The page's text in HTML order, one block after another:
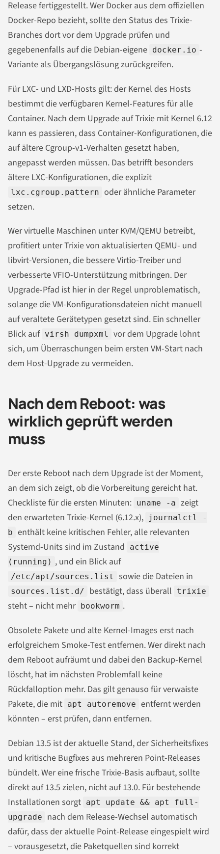
Release fertiggestellt. Wer Docker aus dem offiziellen
Docker-Repo bezieht, sollte den Status des Trixie-
Branches dort vor dem Upgrade prüfen und
gegebenenfalls auf die Debian-eigene docker.io -
Variante als Übergangslösung zurückgreifen.
Für LXC- und LXD-Hosts gilt: der Kernel des Hosts
bestimmt die verfügbaren Kernel-Features für alle
Container. Nach dem Upgrade auf Trixie mit Kernel 6.12
kann es passieren, dass Container-Konfigurationen, die
auf ältere Cgroup-v1-Verhalten gesetzt haben,
angepasst werden müssen. Das betrifft besonders
ältere LXC-Konfigurationen, die explizit
lxc.cgroup.pattern oder ähnliche Parameter
setzen.
Wer virtuelle Maschinen unter KVM/QEMU betreibt,
profitiert unter Trixie von aktualisierten QEMU- und
libvirt-Versionen, die bessere Virtio-Treiber und
verbesserte VFIO-Unterstützung mitbringen. Der
Upgrade-Pfad ist hier in der Regel unproblematisch,
solange die VM-Konfigurationsdateien nicht manuell
auf veraltete Gerätetypen gesetzt sind. Ein schneller
Blick auf virsh dumpxml
vor dem Upgrade lohnt
sich, um Überraschungen beim ersten VM-Start nach
dem Host-Upgrade zu vermeiden.
Nach dem Reboot: was
wirklich geprüft werden
muss
Der erste Reboot nach dem Upgrade ist der Moment,
an dem sich zeigt, ob die Vorbereitung gereicht hat.
Checkliste für die ersten Minuten: uname -a zeigt
den erwarteten Trixie-Kernel (6.12.x),
journalctl -
b enthält keine kritischen Fehler, alle relevanten
Systemd-Units sind im Zustand
active
(running) , und ein Blick auf
/etc/apt/sources.list sowie die Dateien in
sources.list.d/ bestätigt, dass überall trixie
steht – nicht mehr bookworm .
Obsolete Pakete und alte Kernel-Images erst nach
erfolgreichem Smoke-Test entfernen. Wer direkt nach
dem Reboot aufräumt und dabei den Backup-Kernel
löscht, hat im nächsten Problemfall keine
Rückfalloption mehr. Das gilt genauso für verwaiste
Pakete, die mit apt autoremove entfernt werden
könnten – erst prüfen, dann entfernen.
Debian 13.5 ist der aktuelle Stand, der Sicherheitsfixes
und kritische Bugfixes aus mehreren Point-Releases
bündelt. Wer eine frische Trixie-Basis aufbaut, sollte
direkt auf 13.5 zielen, nicht auf 13.0. Für bestehende
Installationen sorgt apt update && apt full-
upgrade
nach dem Release-Wechsel automatisch
dafür, dass der aktuelle Point-Release eingespielt wird
– vorausgesetzt, die Paketquellen sind korrekt